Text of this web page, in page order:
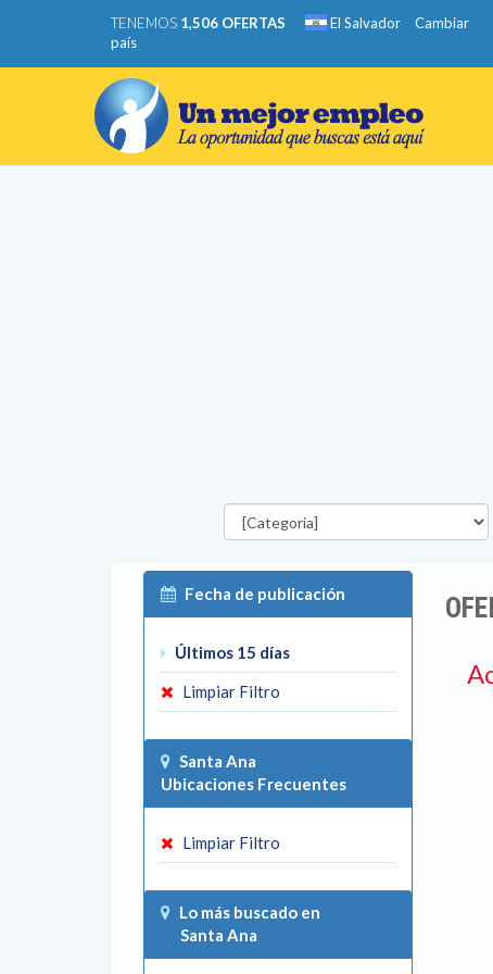
TENEMOS 1,506 OFERTAS El Salvador
Cambiar
país
Categorías
Fecha de publicación
Últimos 15 días
Limpiar Filtro
Santa Ana
Ubicaciones Frecuentes
Limpiar Filtro
Lo más buscado en
Santa Ana